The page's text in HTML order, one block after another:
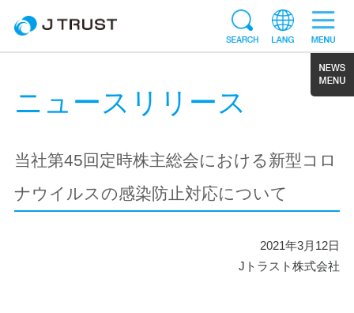
ニュースリリース
当社第45回定時株主総会における新型コロ
ナウイルスの感染防止対応について
2021年3月12日
Jトラスト株式会社